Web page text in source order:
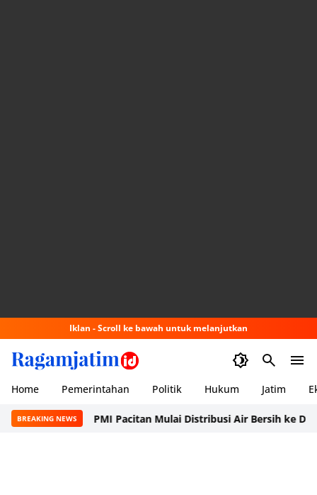
Iklan - Scroll ke bawah untuk melanjutkan
Home Pemerintahan Politik Hukum Jatim
BREAKING NEWSPMI Pacitan Mulai Distribusi Air Bersih ke Dusun